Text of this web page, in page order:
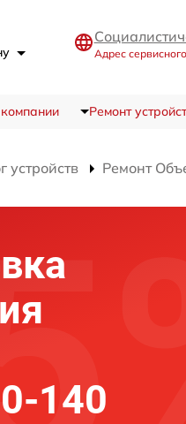
Адрес
Ремонт
устройств Ремонт
140